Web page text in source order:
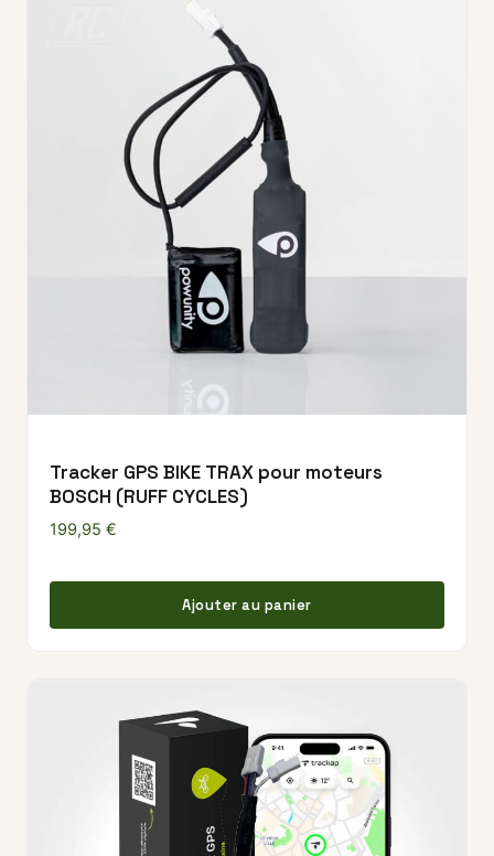
Tracker GPS BIKE TRAX pour moteurs
BOSCH (RUFF CYCLES)
199,95 €
Ajouter au panier